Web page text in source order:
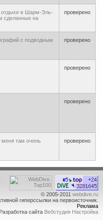
отдыхе в Шарм-Эль-
сделанные на
проверено
с подводным
проверено
проверено
проверено
там очень
проверено
© 2005-2011 webdive.ru
гиперссылки на первоисточник.
Реклама
Разработка сайта Вебстудия Настройка